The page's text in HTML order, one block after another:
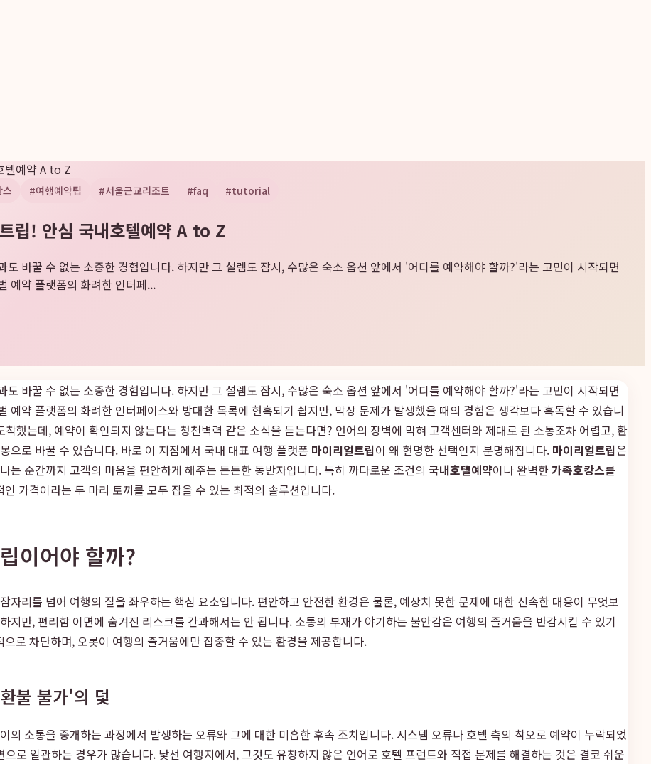
텔예약 A to Z
스 #여행예약팁 #서울근교리조트 #faq #tutorial
립! 안심 국내호텔예약 A to Z
바꿀 수 없는 소중한 경험입니다. 하지만 그 설렘도 잠시, 수많은 숙소 옵션 앞에서 '어디를 예약해야 할까?'라는 고민이 시작되면
예약 플랫폼의 화려한 인터페...
바꿀 수 없는 소중한 경험입니다. 하지만 그 설렘도 잠시, 수많은 숙소 옵션 앞에서 '어디를 예약해야 할까?'라는 고민이 시작되면
예약 플랫폼의 화려한 인터페이스와 방대한 목록에 현혹되기 쉽지만, 막상 문제가 발생했을 때의 경험은 생각보다 혹독할 수 있습니
했는데, 예약이 확인되지 않는다는 청천벽력 같은 소식을 듣는다면? 언어의 장벽에 막혀 고객센터와 제대로 된 소통조차 어렵고, 환
으로 바꿀 수 있습니다. 바로 이 지점에서 국내 대표 여행 플랫폼 마이리얼트립이 왜 현명한 선택인지 분명해집니다. 마이리얼트립은
는 순간까지 고객의 마음을 편안하게 해주는 든든한 동반자입니다. 특히 까다로운 조건의 국내호텔예약이나 완벽한가족호캉스를
가격이라는 두 마리 토끼를 모두 잡을 수 있는 최적의 솔루션입니다.
이어야 할까?
자리를 넘어 여행의 질을 좌우하는 핵심 요소입니다. 편안하고 안전한 환경은 물론, 예상치 못한 문제에 대한 신속한 대응이 무엇보
지만, 편리함 이면에 숨겨진 리스크를 간과해서는 안 됩니다. 소통의 부재가 야기하는 불안감은 여행의 즐거움을 반감시킬 수 있기
로 차단하며, 오롯이 여행의 즐거움에만 집중할 수 있는 환경을 제공합니다.
불 불가'의 덫
의 소통을 중개하는 과정에서 발생하는 오류와 그에 대한 미흡한 후속 조치입니다. 시스템 오류나 호텔 측의 착오로 예약이 누락되었
로 일관하는 경우가 많습니다. 낯선 여행지에서, 그것도 유창하지 않은 언어로 호텔 프런트와 직접 문제를 해결하는 것은 결코 쉬운